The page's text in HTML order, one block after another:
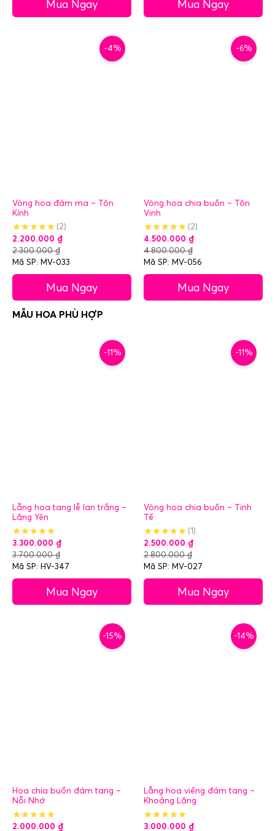
Mua Ngay Mua Ngay
-4%
Vòng hoa đám ma – Tôn
Kính
(2)
2.200.000 ₫
2.300.000₫
Mã SP: MV-033
Mua Ngay
-6%
Vòng hoa chia buồn – Tôn
Vinh
(2)
4.500.000 ₫
4.800.000₫
Mã SP: MV-056
Mua Ngay
-11%
Lẵng hoa tang lễ lan trắng –
Lặng Yên
3.300.000 ₫
3.700.000₫
Mã SP: HV-347
Mua Ngay
-11%
Vòng hoa chia buồn – Tinh
Tế
(1)
2.500.000 ₫
2.800.000₫
Mã SP: MV-027
Mua Ngay
-15%
Hoa chia buồn đám tang –
Nỗi Nhớ
2.000.000 ₫
-14%
Lẵng hoa viếng đám tang –
Khoảng Lặng
3.000.000 ₫